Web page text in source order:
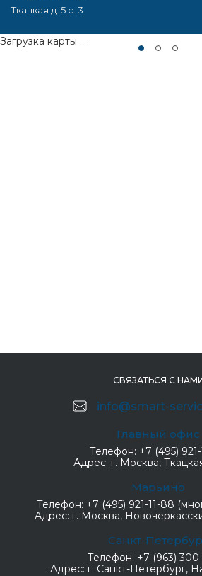
Ткацкая д. 5 с. 3
Загрузка карты ...
СВЯЗАТЬСЯ С
info@smart-
Главный офис
Телефон: +7 (495)
Адрес: г. Москва,
Марьино
Телефон: +7 (495) 921-11-88
Адрес: г. Москва,
Санкт-
Телефон: +7 (963)
Адрес: г. Санкт-Петербург,